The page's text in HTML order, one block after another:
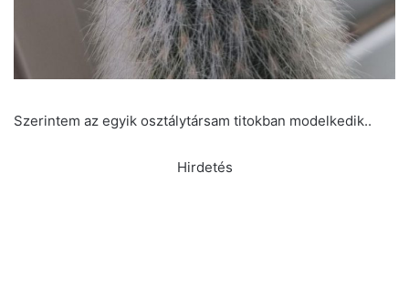
Szerintem az egyik osztálytársam titokban modelkedik..
Hirdetés